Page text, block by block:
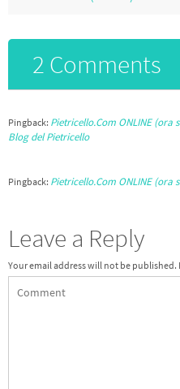
2 Comments
Pingback: Pietricello.Com ONLINE (ora
Blog del Pietricello
Pingback: Pietricello.Com ONLINE (ora
Leave a Reply
Your email address will not be published.